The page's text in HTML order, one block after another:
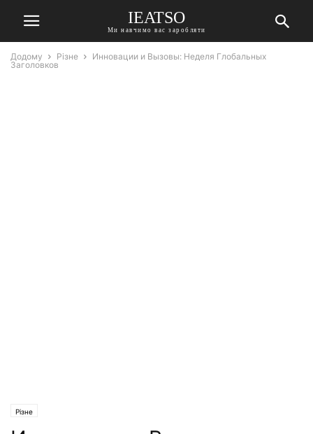
IEATSO
Ми навчимо вас заробляти
Додому Різне
Инновации и Вызовы: Неделя Глобальных
Заголовков
Різне